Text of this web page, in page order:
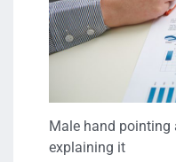
Male hand
explaining it